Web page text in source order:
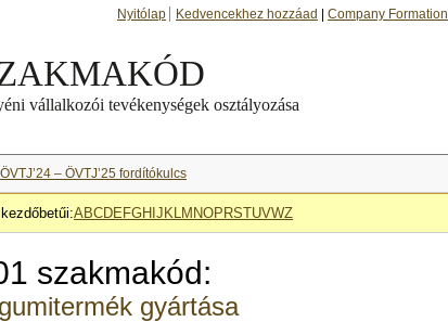
Nyitólap Kedvencekhez hozzáad Company Formation
ÖVTJ’24 – ÖVTJ’25 fordítókulcs
ABCDE FGH J KLM NOP RSTUVWZ
szakmakód:
gyártása